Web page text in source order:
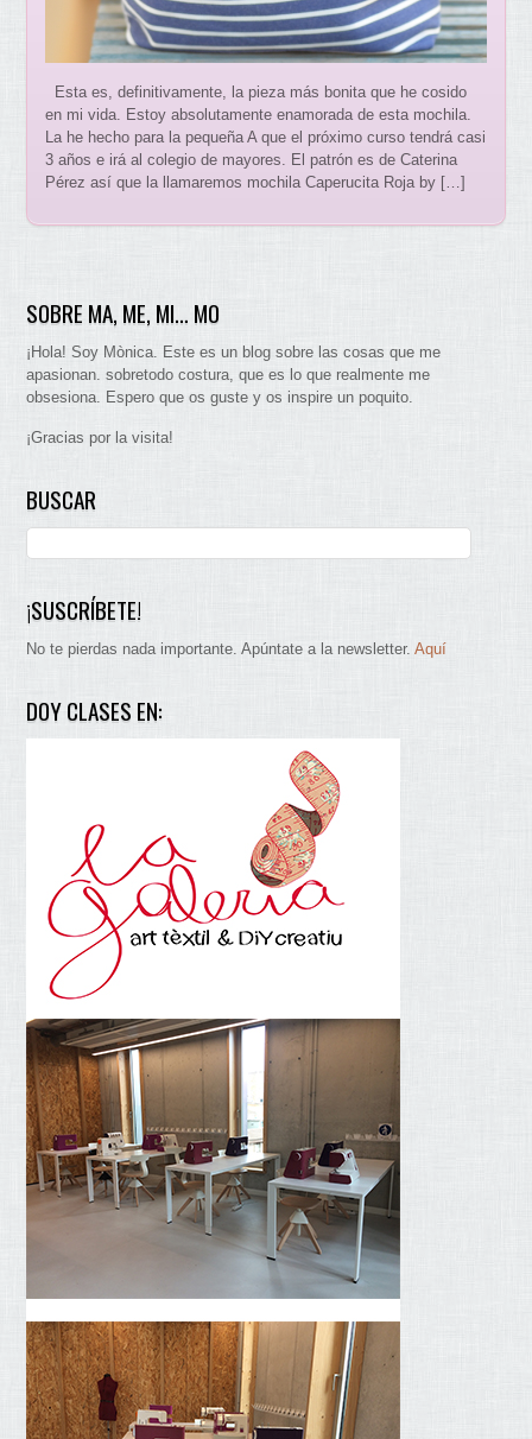
Esta es, definitivamente, la pieza más bonita que he cosido
en mi vida. Estoy absolutamente enamorada de esta mochila.
La he hecho para la pequeña A que el próximo curso tendrá casi
3 años e irá al colegio de mayores. El patrón es de Caterina
Pérez así que la llamaremos mochila Caperucita Roja by […]
SOBRE MA, ME, MI… MO
¡Hola! Soy Mònica. Este es un blog sobre las cosas que me
apasionan. sobretodo costura, que es lo que realmente me
obsesiona. Espero que os guste y os inspire un poquito.
¡Gracias por la visita!
BUSCAR
¡SUSCRÍBETE!
No te pierdas nada importante. Apúntate a la newsletter.Aquí
DOY CLASES EN: